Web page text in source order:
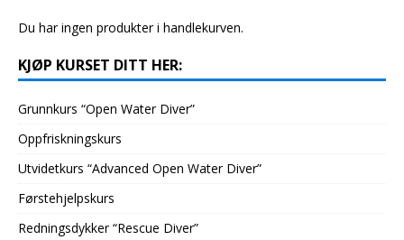
Du har ingen produkter i handlekurven.
KJØP KURSET DITT HER:
Grunnkurs “Open Water Diver”
Oppfriskningskurs
Utvidetkurs “Advanced Open Water Diver”
Førstehjelpskurs
Redningsdykker “Rescue Diver”